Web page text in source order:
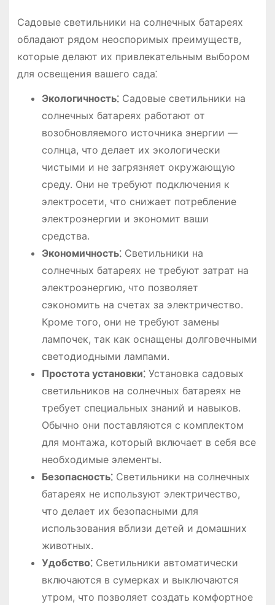
Садовые светильники на солнечных батареях
обладают рядом неоспоримых преимуществ,
которые делают их привлекательным выбором
для освещения вашего сада⁚
Экологичность⁚Садовые светильники на
солнечных батареях работают от
возобновляемого источника энергии ―
солнца, что делает их экологически
чистыми и не загрязняет окружающую
среду. Они не требуют подключения к
электросети, что снижает потребление
электроэнергии и экономит ваши
средства.
Экономичность⁚Светильники на
солнечных батареях не требуют затрат на
электроэнергию, что позволяет
сэкономить на счетах за электричество.
Кроме того, они не требуют замены
лампочек, так как оснащены долговечными
светодиодными лампами.
Простота установки⁚Установка садовых
светильников на солнечных батареях не
требует специальных знаний и навыков.
Обычно они поставляются с комплектом
для монтажа, который включает в себя все
необходимые элементы.
Безопасность⁚Светильники на солнечных
батареях не используют электричество,
что делает их безопасными для
использования вблизи детей и домашних
животных.
Удобство⁚Светильники автоматически
включаются в сумерках и выключаются
утром, что позволяет создать комфортное